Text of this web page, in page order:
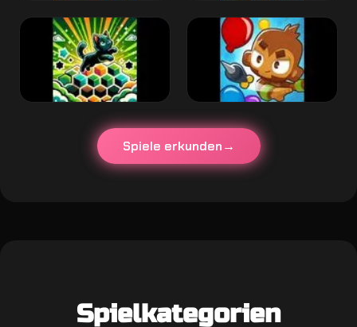
Spiele erkunden
Spielkategorien